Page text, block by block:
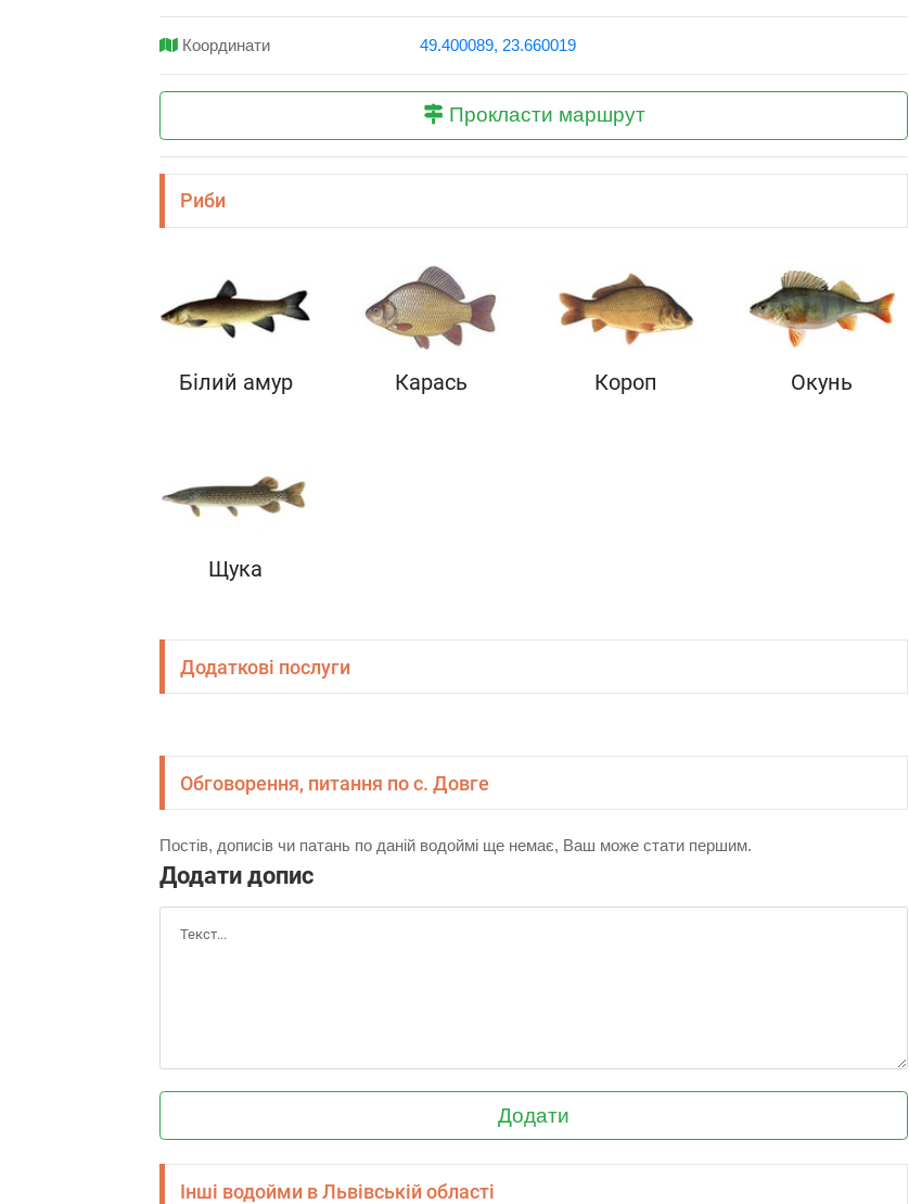
Координати 49.400089, 23.660019
Прокласти маршрут
Риби
Білий амур Карась Короп Окунь
Щука
Додаткові послуги
Обговорення, питання по с. Довге
Постів, дописів чи патань по даній водоймі ще немає, Ваш може стати першим.
Додати допис
Додати
Інші водойми в Львівській області